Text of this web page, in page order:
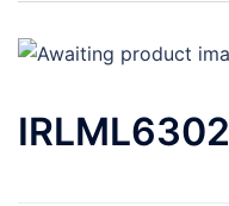
IRLML6302